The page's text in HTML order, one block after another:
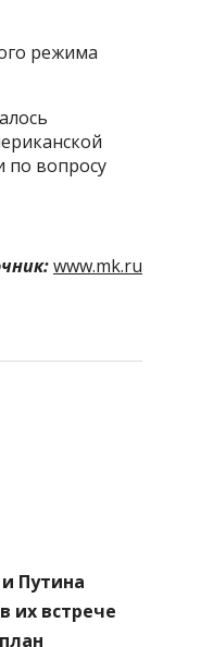
режима
по вопросу
www.mk.ru
Путина
их встрече